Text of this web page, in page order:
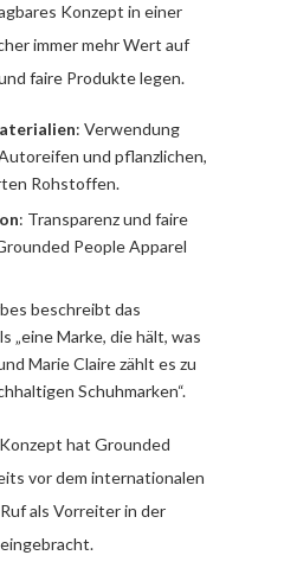
Konzept in einer
immer mehr Wert auf
faire Produkte legen.
: Verwendung
und pflanzlichen,
Rohstoffen.
: Transparenz und faire
People Apparel
beschreibt das
„eine Marke, die hält, was
Marie Claire zählt es zu
Schuhmarken“.
hat Grounded
vor dem internationalen
als Vorreiter in der